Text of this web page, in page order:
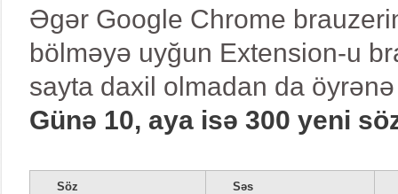
Əgər Google Chrome
bölməyə uyğun Extension-u
sayta daxil olmadan da
Günə 10, aya isə 300 yeni
Söz Səs